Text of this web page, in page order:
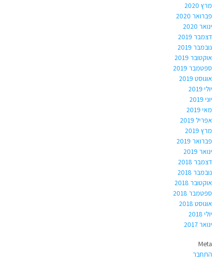
מרץ 2020
פברואר 2020
ינואר 2020
דצמבר 2019
נובמבר 2019
אוקטובר 2019
ספטמבר 2019
אוגוסט 2019
יולי 2019
יוני 2019
מאי 2019
אפריל 2019
מרץ 2019
פברואר 2019
ינואר 2019
דצמבר 2018
נובמבר 2018
אוקטובר 2018
ספטמבר 2018
אוגוסט 2018
יולי 2018
ינואר 2017
Meta
התחבר